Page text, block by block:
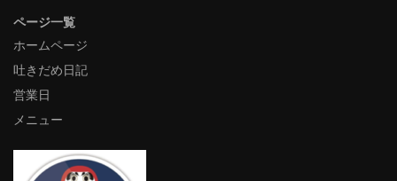
ページ一覧
ホームページ
吐きだめ日記
営業日
メニュー